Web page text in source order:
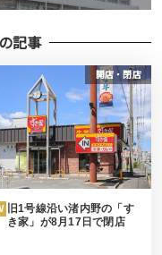
記事
開店・閉店
旧1号線沿い渚内野の「す
き家」が8月17日で閉店